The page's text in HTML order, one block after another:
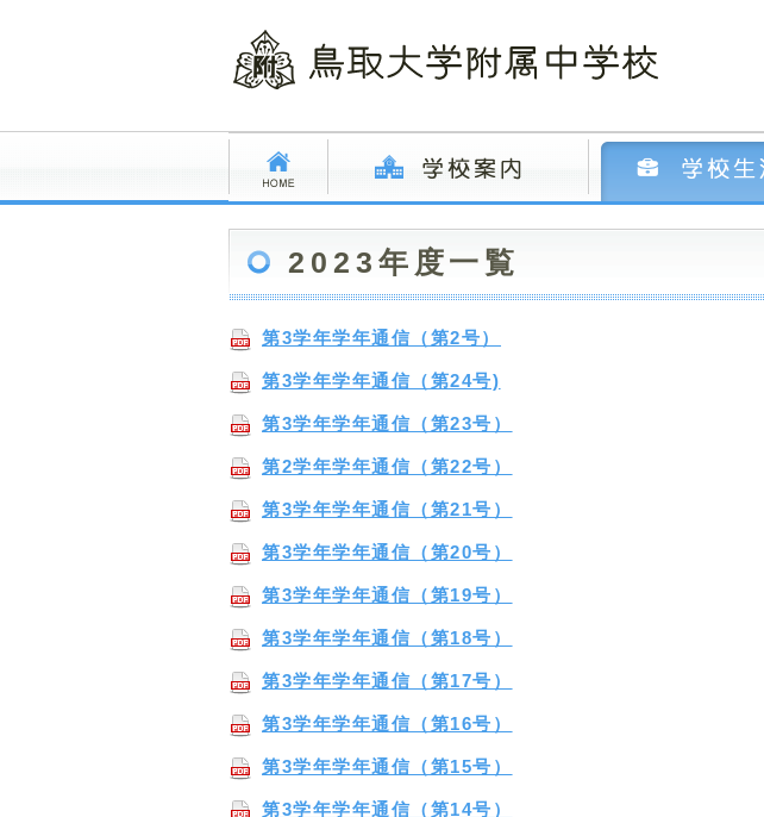
2023年度一覧
第3学年学年通信（第2号）
第3学年学年通信（第24号)
第3学年学年通信（第23号）
第2学年学年通信（第22号）
第3学年学年通信（第21号）
第3学年学年通信（第20号）
第3学年学年通信（第19号）
第3学年学年通信（第18号）
第3学年学年通信（第17号）
第3学年学年通信（第16号）
第3学年学年通信（第15号）
第3学年学年通信（第14号）